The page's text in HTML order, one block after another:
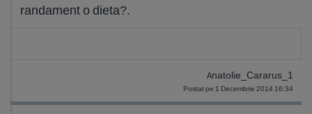
randament o dieta?.
Anatolie_Cararus_1
Postat pe 1 Decembrie 2014 16:34